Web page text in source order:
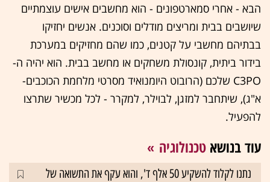
הבא - אחרי סמארטפונים - הוא מחשבים אישים עוצמתיים
שיושבים בבית ומריצים מודלים וסוכנים. אנשים יחזיקו
בבתיהם מחשבי על קטנים, כמו שהם מחזיקים במערכת
בידור ביתית, קונסולת משחקים או מחשב בבית. הוא יהיה ה-
C3PO שלכם (הרובוט היומנואיד מסרטי מלחמת הכוכבים-
א"ג), שיתחבר למזגן, לבוילר, למקרר - לכל מכשיר שתרצו
להפעיל.
עוד בנושא טכנולוגיה
נתנו לקלוד להשקיע 50 אלף ד', והוא עקף את התשואה של